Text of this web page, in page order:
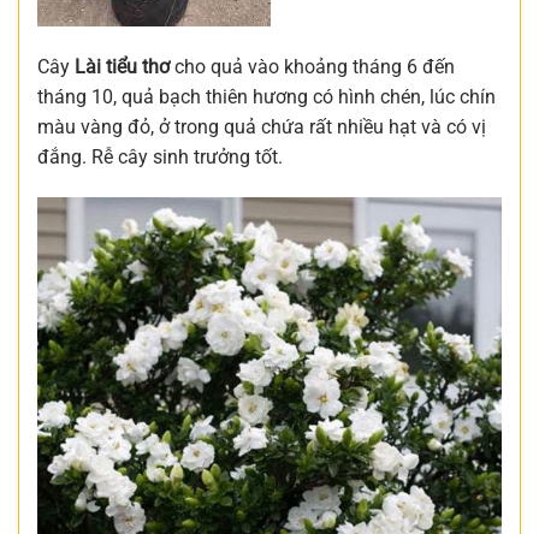
Cây Lài tiểu thơcho quả vào khoảng tháng 6 đến
tháng 10, quả bạch thiên hương có hình chén, lúc chín
màu vàng đỏ, ở trong quả chứa rất nhiều hạt và có vị
đắng. Rễ cây sinh trưởng tốt.